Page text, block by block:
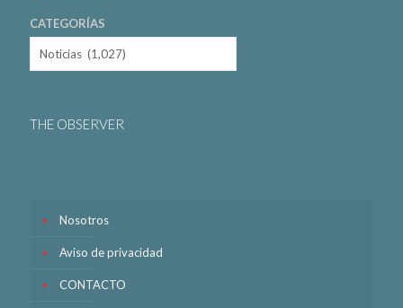
CATEGORÍAS
THE OBSERVER
Nosotros
Aviso de privacidad
CONTACTO